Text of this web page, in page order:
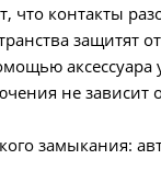
что контакты
защитят
аксессуара
не зависит
замыкания: